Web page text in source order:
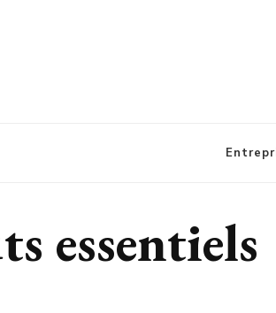
essentiels